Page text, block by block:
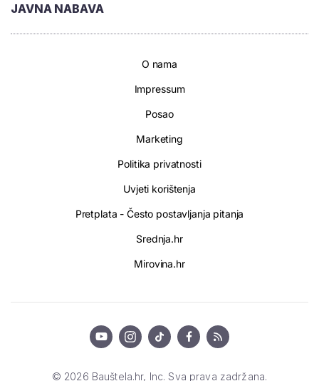
JAVNA NABAVA
O nama
Impressum
Posao
Marketing
Politika privatnosti
Uvjeti korištenja
Pretplata - Često postavljanja pitanja
Srednja.hr
Mirovina.hr
© 2026 Bauštela.hr, Inc. Sva prava zadržana.